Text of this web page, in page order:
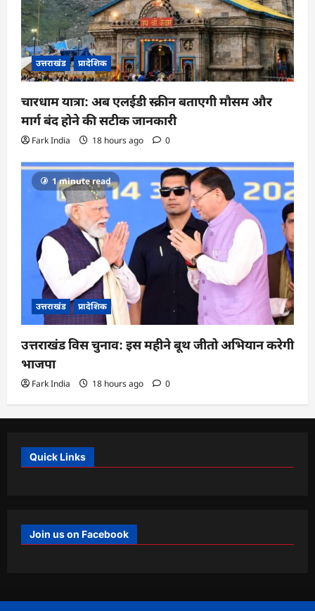
उत्तराखंड प्रादेशिक
चारधाम यात्रा: अब एलईडी स्क्रीन बताएगी मौसम और
मार्ग बंद होने की सटीक जानकारी
Fark India 18 hours ago 0
1 minute read
उत्तराखंड प्रादेशिक
उत्तराखंड विस चुनाव: इस महीने बूथ जीतो अभियान करेगी
भाजपा
Fark India 18 hours ago 0
Quick Links
Join us on Facebook